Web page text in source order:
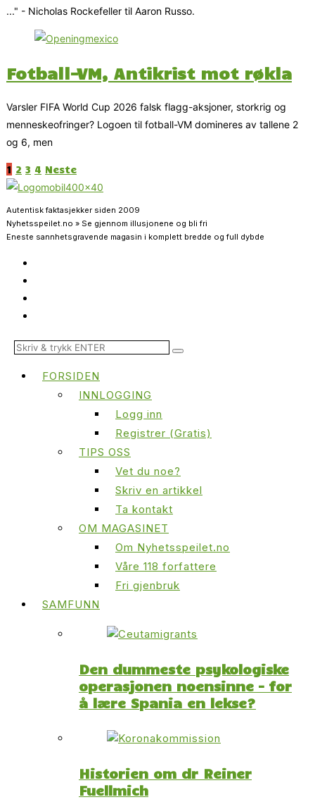
..." - Nicholas Rockefeller til Aaron Russo.
Fotball-VM, Antikrist mot røkla
Varsler FIFA World Cup 2026 falsk flagg-aksjoner, storkrig og
menneskeofringer? Logoen til fotball-VM domineres av tallene 2
og 6, men
1 2 3 4 Neste
Autentisk faktasjekker siden 2009
Nyhetsspeilet.no » Se gjennom illusjonene og bli fri
Eneste sannhetsgravende magasin i komplett bredde og full dybde
FORSIDEN
INNLOGGING
Logg inn
Registrer (Gratis)
TIPS OSS
Vet du noe?
Skriv en artikkel
Ta kontakt
OM MAGASINET
Om Nyhetsspeilet.no
Våre 118 forfattere
Fri gjenbruk
SAMFUNN
Den dummeste psykologiske
operasjonen noensinne – for
å lære Spania en lekse?
Historien om dr Reiner
Fuellmich